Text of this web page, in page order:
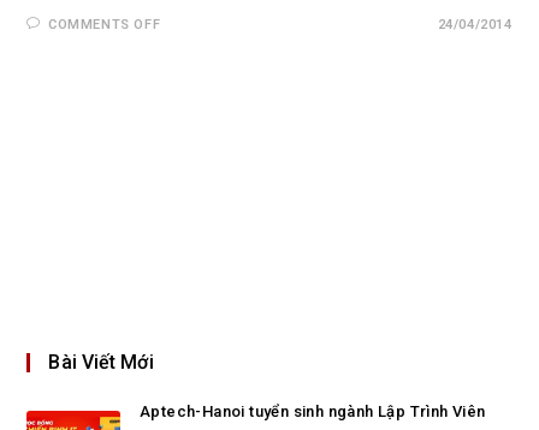
COMMENTS OFF 24/04/2014
Bài Viết Mới
Aptech-Hanoi tuyển sinh ngành Lập Trình Viên